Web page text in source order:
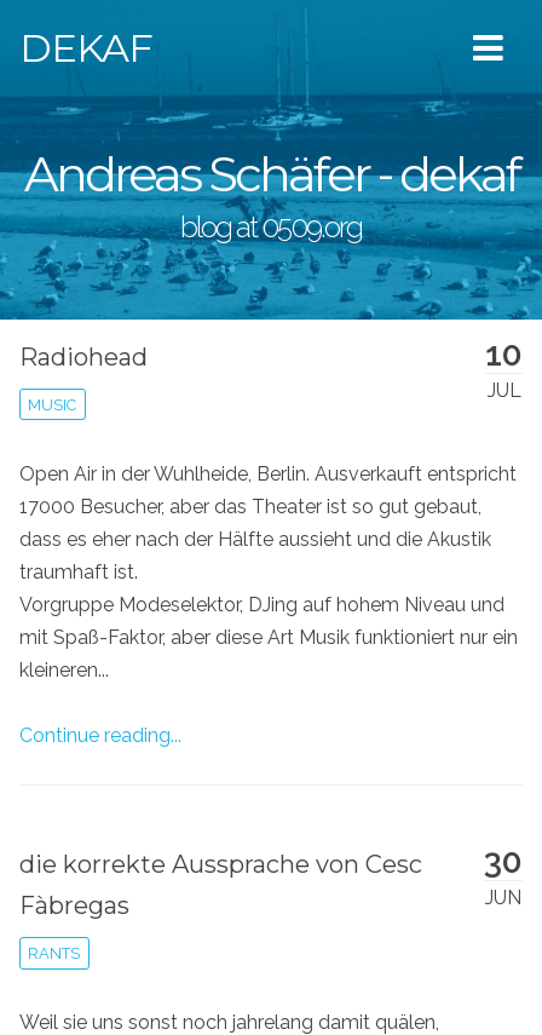
DEKAF
Andreas Schäfer - dekaf
blog at 0509.org
10
JUL
Radiohead
MUSIC
Open Air in der Wuhlheide, Berlin. Ausverkauft entspricht
17000 Besucher, aber das Theater ist so gut gebaut,
dass es eher nach der Hälfte aussieht und die Akustik
traumhaft ist.
Vorgruppe Modeselektor, DJing auf hohem Niveau und
mit Spaß-Faktor, aber diese Art Musik funktioniert nur ein
kleineren...
Continue reading...
30
JUN
die korrekte Aussprache von Cesc
Fàbregas
RANTS
Weil sie uns sonst noch jahrelang damit quälen,